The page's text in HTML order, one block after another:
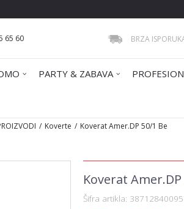
65 60 BRZA
PARTY & ZABAVA
Koverte Koverat Amer.DP 50/1 Be
Koverat
Šifra artikla: